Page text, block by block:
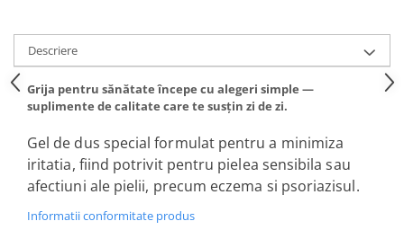
Aparatura medicala
Plasturi
Altele-Produse tehnico-medicale
Sanatatea cuplului
Tonice sexuale
Fertilitate
Teste de sarcina si ovulatie
Altele-Sanatatea cuplului
Descriere
Grija pentru sănătate începe cu alegeri simple —
suplimente de calitate care te susțin zi de zi.
Gel de dus special formulat pentru a minimiza
iritatia, fiind potrivit pentru pielea sensibila sau
afectiuni ale pielii, precum eczema si psoriazisul.
Informatii conformitate produs